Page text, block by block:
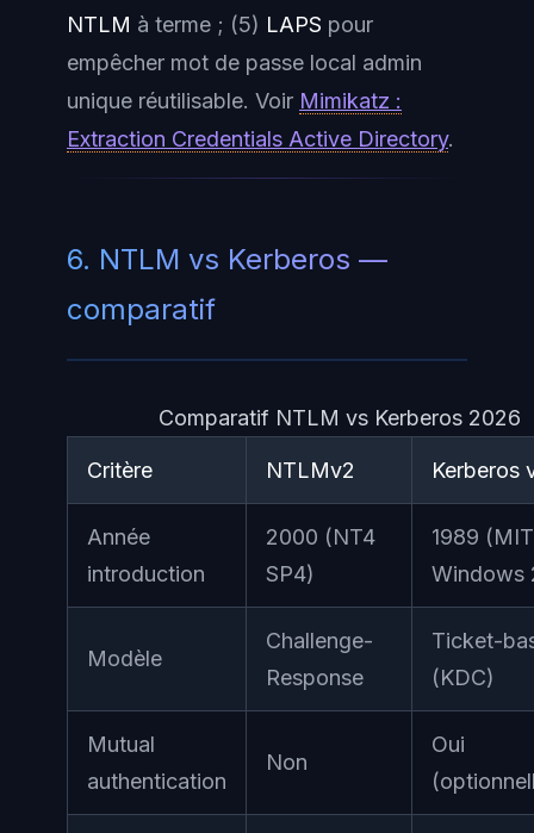
NTLM à terme ; (5) LAPS pour
empêcher mot de passe local admin
unique réutilisable. Voir Mimikatz :
Extraction Credentials Active Directory.
6. NTLM vs Kerberos —
comparatif
Comparatif NTLM vs Kerberos 2026
Critère NTLMv2 Kerberos
Année
introduction
2000 (NT4
SP4)
1989
Windows
Modèle
Challenge-
Response
Ticket-
(KDC)
Mutual
authentication
Non
Oui